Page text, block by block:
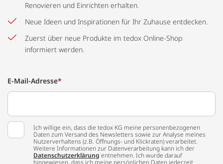
Renovieren und Einrichten erhalten.
Neue Ideen und Inspirationen für Ihr Zuhause entdecken.
Zuerst über neue Produkte im tedox Online-Shop
informiert werden.
E-Mail-Adresse*
Ich willige ein, dass die tedox KG meine personenbezogenen
Daten zum Versand des Newsletters sowie zur Analyse meines
Nutzerverhaltens (z.B. Öffnungs- und Klickraten) verarbeitet.
Weitere Informationen zur Datenverarbeitung kann ich der
Datenschutzerklärung entnehmen. Ich wurde darauf
hingewiesen, dass ich meine persönlichen Daten jederzeit